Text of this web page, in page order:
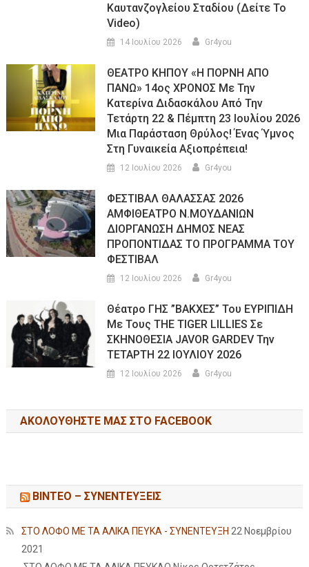
Καυτανζογλείου Σταδίου (Δείτε Το
Video)
14 Ιουλίου 2026 Gr4you
ΘΕΑΤΡΟ ΚΗΠΟΥ «Η ΠΟΡΝΗ ΑΠΟ
ΠΑΝΩ» 14ος ΧΡΟΝΟΣ Με Την
Κατερίνα Διδασκάλου Από Την
Τετάρτη 22 & Πέμπτη 23 Ιουλίου 2026
Μια Παράσταση Θρύλος! Ένας Ύμνος
Στη Γυναικεία Αξιοπρέπεια!
12 Ιουλίου 2026 Gr4you
ΦΕΣΤΙΒΑΛ ΘΑΛΑΣΣΑΣ 2026
ΑΜΦΙΘΕΑΤΡΟ Ν.ΜΟΥΔΑΝΙΩΝ
ΔΙΟΡΓΑΝΩΣΗ ΔΗΜΟΣ ΝΕΑΣ
ΠΡΟΠΟΝΤΙΔΑΣ ΤΟ ΠΡΟΓΡΑΜΜΑ ΤΟΥ
ΦΕΣΤΙΒΑΛ
12 Ιουλίου 2026 Gr4you
Θέατρο ΓΗΣ ”ΒΑΚΧΕΣ” Του ΕΥΡΙΠΙΔΗ
Με Τους THE TIGER LILLIES Σε
ΣΚΗΝΟΘΕΣΙΑ JAVOR GARDEV Την
ΤΕΤΑΡΤΗ 22 ΙΟΥΛΙΟΥ 2026
12 Ιουλίου 2026 Gr4you
ΑΚΟΛΟΥΘΉΣΤΕ ΜΑΣ ΣΤΟ FACEBOOK
ΒΙΝΤΕΟ – ΣΥΝΕΝΤΕΥΞΕΙΣ
ΣΤΟ ΛΟΦΟ ΜΕ ΤΑ ΑΛΙΚΑ ΠΕΥΚΑ - ΣΥΝΕΝΤΕΥΞΗ 22 Νοεμβρίου
2021